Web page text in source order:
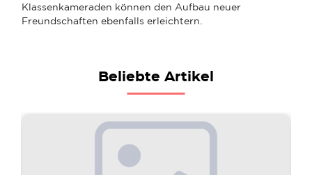
Klassenkameraden können den Aufbau neuer
Freundschaften ebenfalls erleichtern.
Beliebte Artikel